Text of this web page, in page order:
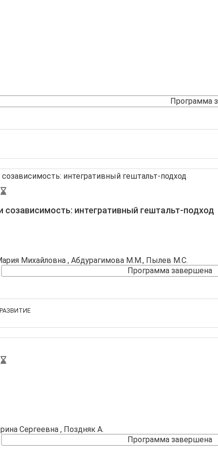
Программа
созависимость: интегративный гештальт-подход
Михайловна , Абдурагимова М.М., Пылев М.С.
Программа завершена
Сергеевна , Поздняк А.
Программа завершена